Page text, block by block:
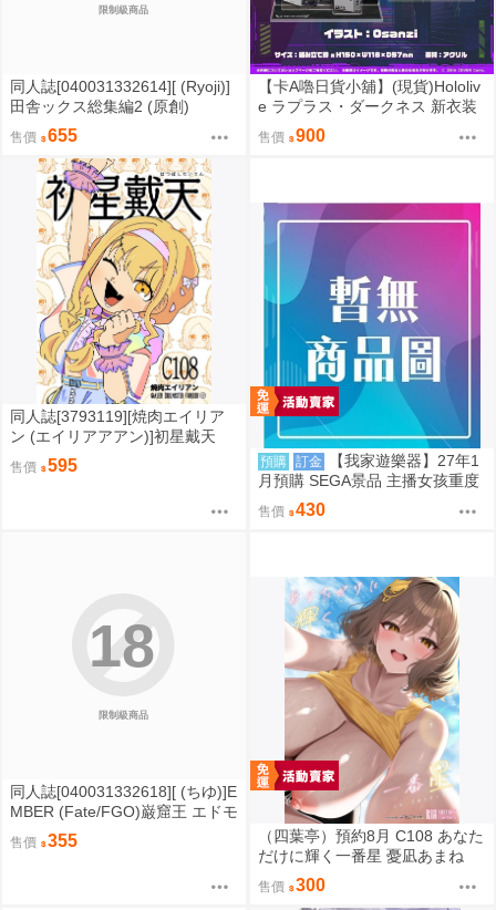
限制級商品
同人誌[040031332614][ (Ryoji)]
田舎ックス総集編2 (原創)
售價 655
【卡A嚕日貨小舖】(現貨)Hololiv
e ラプラス・ダークネス 新衣装
記念2024 アクリルジオラマスタ
ンド 壓克力立牌
售價 900
同人誌[3793119][焼肉エイリア
ン (エイリアアアン)]初星戴天
(學園偶像大師)
售價 595 預購 訂金
【我家遊樂器】27年1
月預購 SEGA景品 主播女孩重度
依賴 Xstellar 禰智禍大人
售價 430
限制級商品
18
同人誌[040031332618][ (ちゆ)]E
MBER (Fate/FGO)巌窟王 エドモ
ン・ダンテス ナイチンゲール
售價 355
（四葉亭）預約8月 C108 あなた
だけに輝く一番星 憂凪あまね
售價 300